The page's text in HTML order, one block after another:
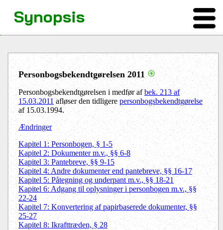
Personbogsbekendtgørelsen 2011
Personbogsbekendtgørelsen i medfør afbek. 213 af
15.03.2011afløser den tidligere personbogsbekendtgørelse
af 15.03.1994.
Ændringer
Kapitel 1: Personbogen, § 1-5
Kapitel 2: Dokumenter m.v., §§ 6-8
Kapitel 3: Pantebreve, §§ 9-15
Kapitel 4: Andre dokumenter end pantebreve, §§ 16-17
Kapitel 5: Påtegning og underpant m.v., §§ 18-21
Kapitel 6: Adgang til oplysninger i personbogen m.v., §§
22-24
Kapitel 7: Konvertering af papirbaserede dokumenter, §§
25-27
Kapitel 8: Ikrafttræden, § 28
Synopsis